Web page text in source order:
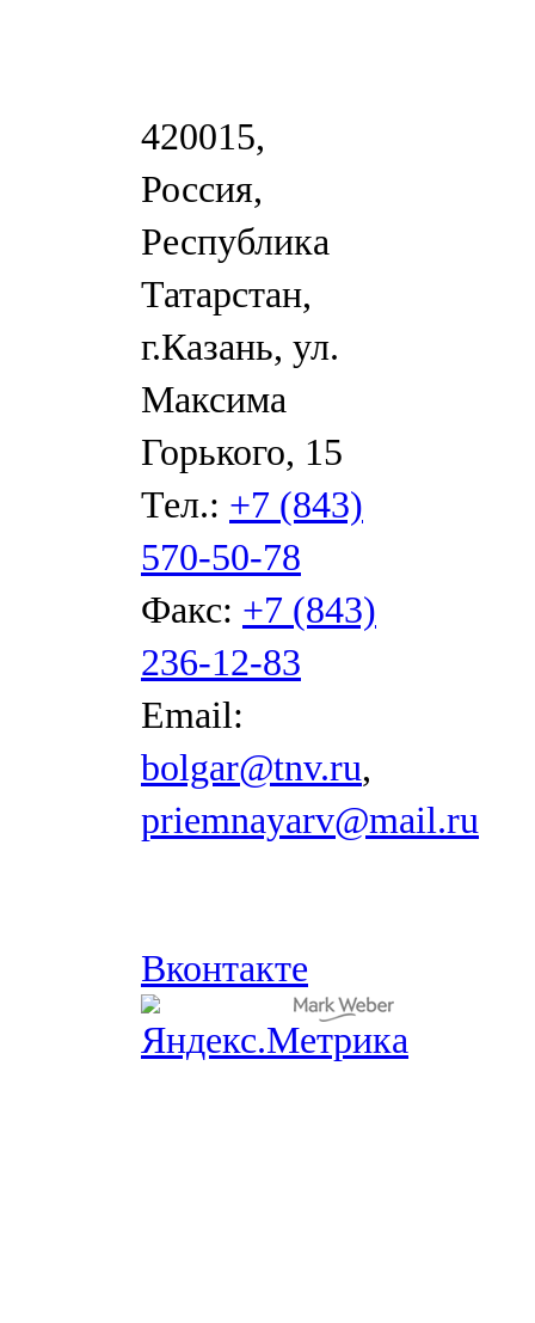
420015,
Россия,
Республика
Татарстан,
г.Казань, ул.
Максима
Горького, 15
Тел.: +7 (843)
570-50-78
Факс: +7 (843)
236-12-83
Email:
bolgar@tnv.ru,
priemnayarv@mail.ru
Вконтакте